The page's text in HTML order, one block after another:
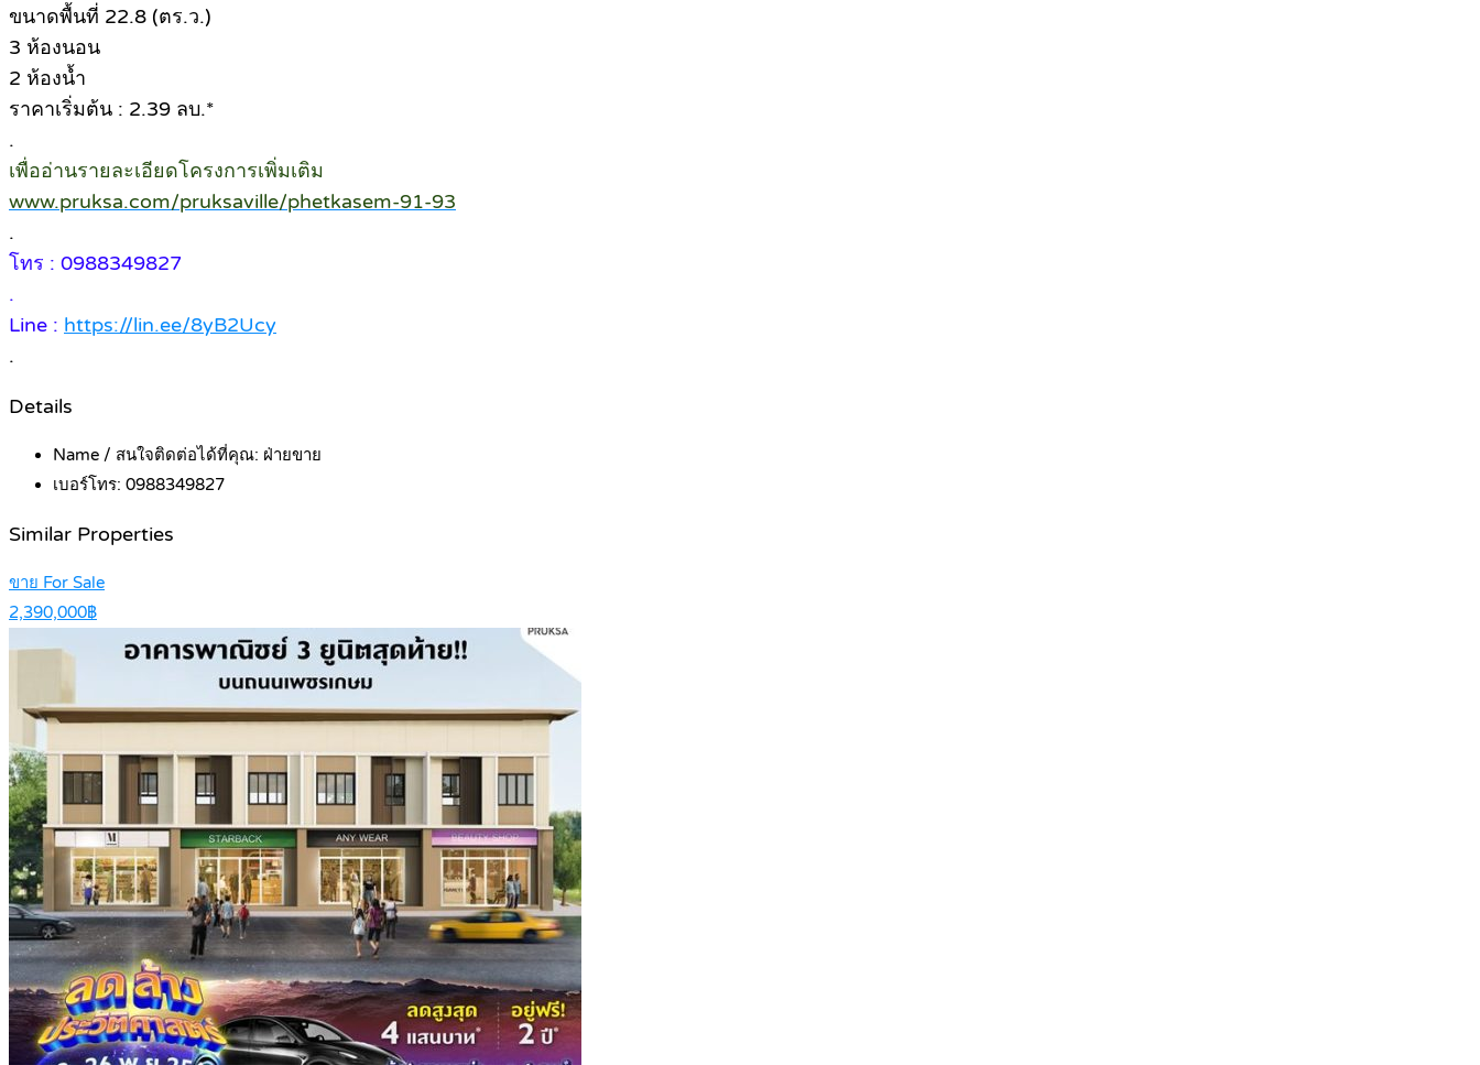
ขนาดพื้นที่ 22.8 (ตร.ว.)
3 ห้องนอน
2 ห้องน้ำ
ราคาเริ่มต้น : 2.39 ลบ.*
.
เพื่ออ่านรายละเอียดโครงการเพิ่มเติม
www.pruksa.com/pruksaville/phetkasem-91-93
.
โทร : 0988349827
.
Line : https://lin.ee/8yB2Ucy
.
Details
Name / สนใจติดต่อได้ที่คุณ: ฝ่ายขาย
เบอร์โทร: 0988349827
Similar Properties
ขาย For Sale
2,390,000฿